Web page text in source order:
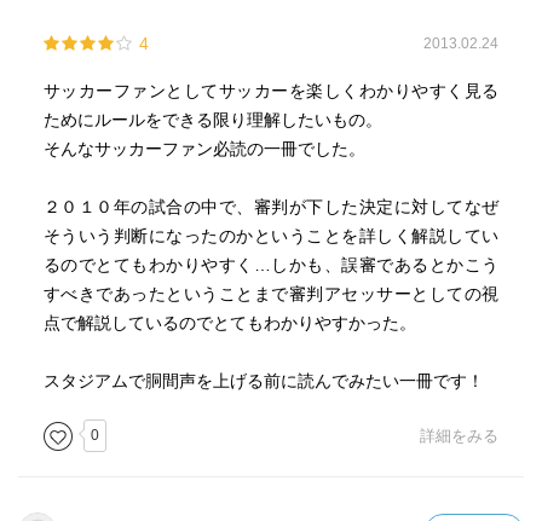
4 2013.02.24
サッカーファンとしてサッカーを楽しくわかりやすく見る
ためにルールをできる限り理解したいもの。
そんなサッカーファン必読の一冊でした。
２０１０年の試合の中で、審判が下した決定に対してなぜ
そういう判断になったのかということを詳しく解説してい
るのでとてもわかりやすく…しかも、誤審であるとかこう
すべきであったということまで審判アセッサーとしての視
点で解説しているのでとてもわかりやすかった。
スタジアムで胴間声を上げる前に読んでみたい一冊です！
0 詳細をみる